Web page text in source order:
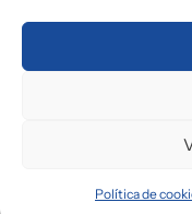
Política de
Política de